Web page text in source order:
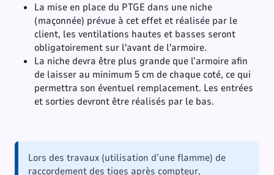
La mise en place du PTGE dans une niche
(maçonnée) prévue à cet effet et réalisée par le
client, les ventilations hautes et basses seront
obligatoirement sur l'avant de l'armoire.
La niche devra être plus grande que l’armoire afin
de laisser au minimum 5 cm de chaque coté, ce qui
permettra son éventuel remplacement. Les entrées
et sorties devront être réalisés par le bas.
Lors des travaux (utilisation d’une flamme) de
raccordement des tiges après compteur,